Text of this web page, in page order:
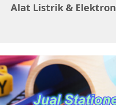
Alat Listrik &